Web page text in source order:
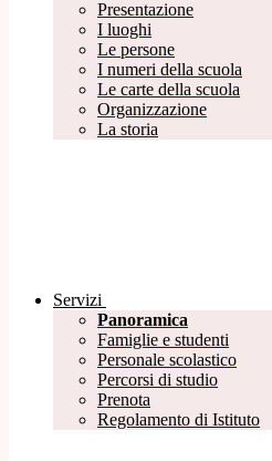
Presentazione
I luoghi
Le persone
I numeri della scuola
Le carte della scuola
Organizzazione
La storia
Servizi
Panoramica
Famiglie e studenti
Personale scolastico
Percorsi di studio
Prenota
Regolamento di Istituto